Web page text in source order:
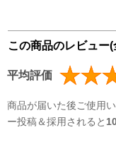
この商品のレビュー(
平均評価
商品が届いた後ご使用い
ー投稿＆採用されると